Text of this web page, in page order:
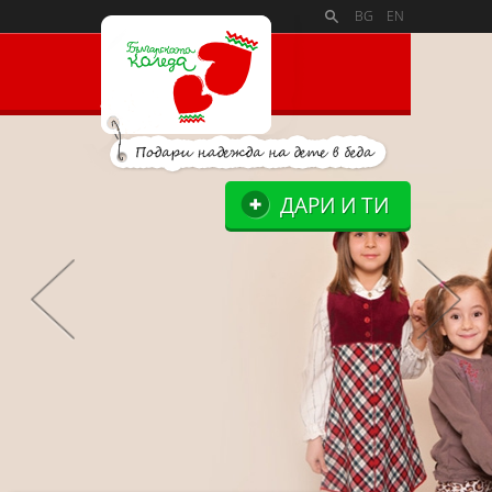
BG EN
ДАРИ И ТИ